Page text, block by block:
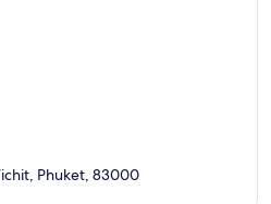
Phuket, 83000